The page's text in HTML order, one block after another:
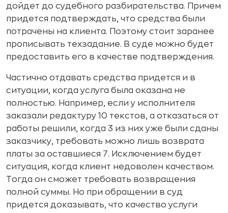
дойдет до судебного разбирательства. Причем
придется подтверждать, что средства были
потрачены на клиента. Поэтому стоит заранее
прописывать техзадание. В суде можно будет
предоставить его в качестве подтверждения.
Частично отдавать средства придется и в
ситуации, когда услуга была оказана не
полностью. Например, если у исполнителя
заказали редактуру 10 текстов, а отказаться от
работы решили, когда 3 из них уже были сданы
заказчику, требовать можно лишь возврата
платы за оставшиеся 7. Исключением будет
ситуация, когда клиент недоволен качеством.
Тогда он сможет требовать возвращения
полной суммы. Но при обращении в суд
придется доказывать, что качество услуги